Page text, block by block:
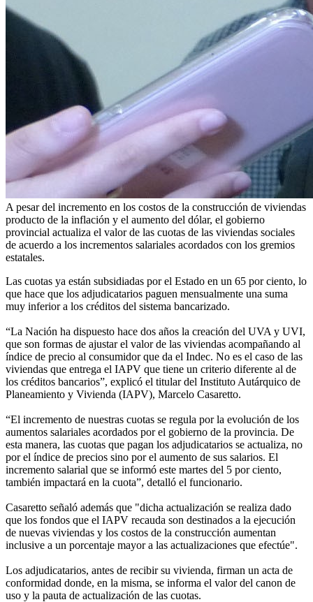
A pesar del incremento en los costos de la construcción de viviendas
producto de la inflación y el aumento del dólar, el gobierno
provincial actualiza el valor de las cuotas de las viviendas sociales
de acuerdo a los incrementos salariales acordados con los gremios
estatales.
Las cuotas ya están subsidiadas por el Estado en un 65 por ciento, lo
que hace que los adjudicatarios paguen mensualmente una suma
muy inferior a los créditos del sistema bancarizado.
“La Nación ha dispuesto hace dos años la creación del UVA y UVI,
que son formas de ajustar el valor de las viviendas acompañando al
índice de precio al consumidor que da el Indec. No es el caso de las
viviendas que entrega el IAPV que tiene un criterio diferente al de
los créditos bancarios”, explicó el titular del Instituto Autárquico de
Planeamiento y Vivienda (IAPV), Marcelo Casaretto.
“El incremento de nuestras cuotas se regula por la evolución de los
aumentos salariales acordados por el gobierno de la provincia. De
esta manera, las cuotas que pagan los adjudicatarios se actualiza, no
por el índice de precios sino por el aumento de sus salarios. El
incremento salarial que se informó este martes del 5 por ciento,
también impactará en la cuota”, detalló el funcionario.
Casaretto señaló además que "dicha actualización se realiza dado
que los fondos que el IAPV recauda son destinados a la ejecución
de nuevas viviendas y los costos de la construcción aumentan
inclusive a un porcentaje mayor a las actualizaciones que efectúe".
Los adjudicatarios, antes de recibir su vivienda, firman un acta de
conformidad donde, en la misma, se informa el valor del canon de
uso y la pauta de actualización de las cuotas.